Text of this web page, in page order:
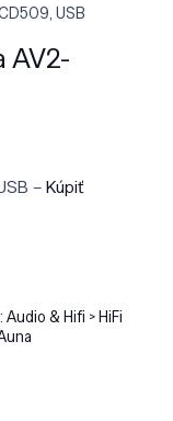
USB
AV2-
–Kúpiť
Audio & Hifi > HiFi